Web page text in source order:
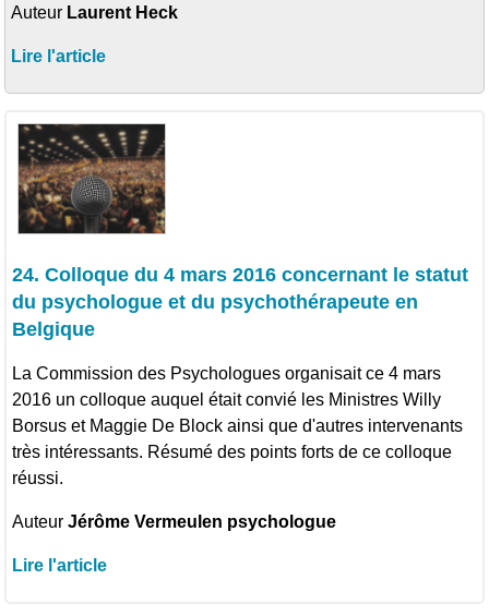
Auteur Laurent Heck
Lire l'article
24. Colloque du 4 mars 2016 concernant le statut
du psychologue et du psychothérapeute en
Belgique
La Commission des Psychologues organisait ce 4 mars
2016 un colloque auquel était convié les Ministres Willy
Borsus et Maggie De Block ainsi que d'autres intervenants
très intéressants. Résumé des points forts de ce colloque
réussi.
AuteurJérôme Vermeulen psychologue
Lire l'article